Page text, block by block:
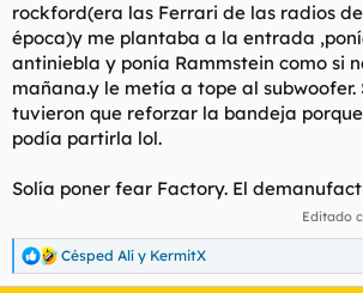
rockford(era las Ferrari de las radios
época)y me plantaba a la entrada
antiniebla y ponía Rammstein como si
mañana.y le metía a tope al subwoofer.
tuvieron que reforzar la bandeja
podía partirla lol.
Solía poner fear Factory. El
Editado
R
e
Césped Alí y KermitX